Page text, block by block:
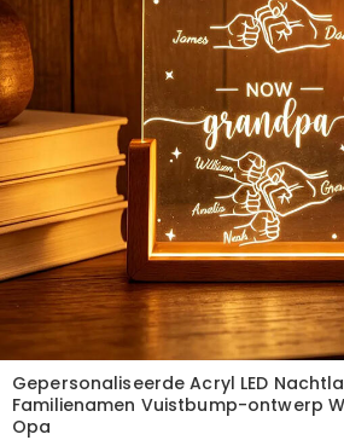
Gepersonaliseerde Acryl LED
Familienamen Vuistbump-ontwerp
Opa